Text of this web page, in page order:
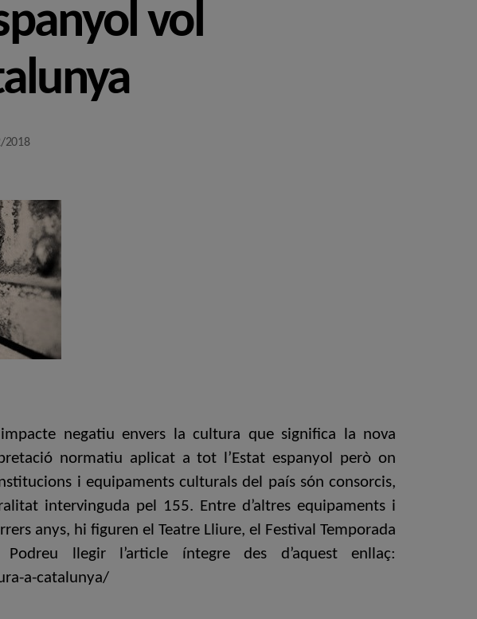
vol
2018
negatiu envers la cultura que significa la nova
normatiu aplicat a tot l’Estat espanyol però on
i equipaments culturals del país són consorcis,
intervinguda pel 155. Entre d’altres equipaments i
anys, hi figuren el Teatre Lliure, el Festival Temporada
llegir l’article íntegre des d’aquest enllaç:
a-catalunya/